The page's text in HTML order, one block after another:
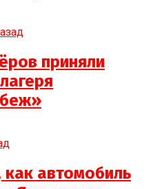
приняли
автомобиль